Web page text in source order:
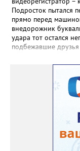
Подросток пытался
прямо перед
внедорожник
удара тот остался
подбежавшие друзья